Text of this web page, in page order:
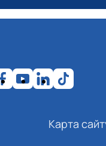
Карта